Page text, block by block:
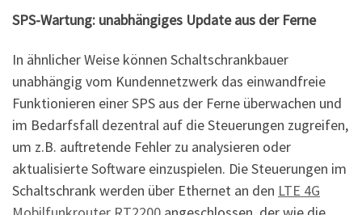
SPS-Wartung: unabhängiges Update aus der Ferne
In ähnlicher Weise können Schaltschrankbauer
unabhängig vom Kundennetzwerk das einwandfreie
Funktionieren einer SPS aus der Ferne überwachen und
im Bedarfsfall dezentral auf die Steuerungen zugreifen,
um z.B. auftretende Fehler zu analysieren oder
aktualisierte Software einzuspielen. Die Steuerungen im
Schaltschrank werden über Ethernet an den LTE 4G